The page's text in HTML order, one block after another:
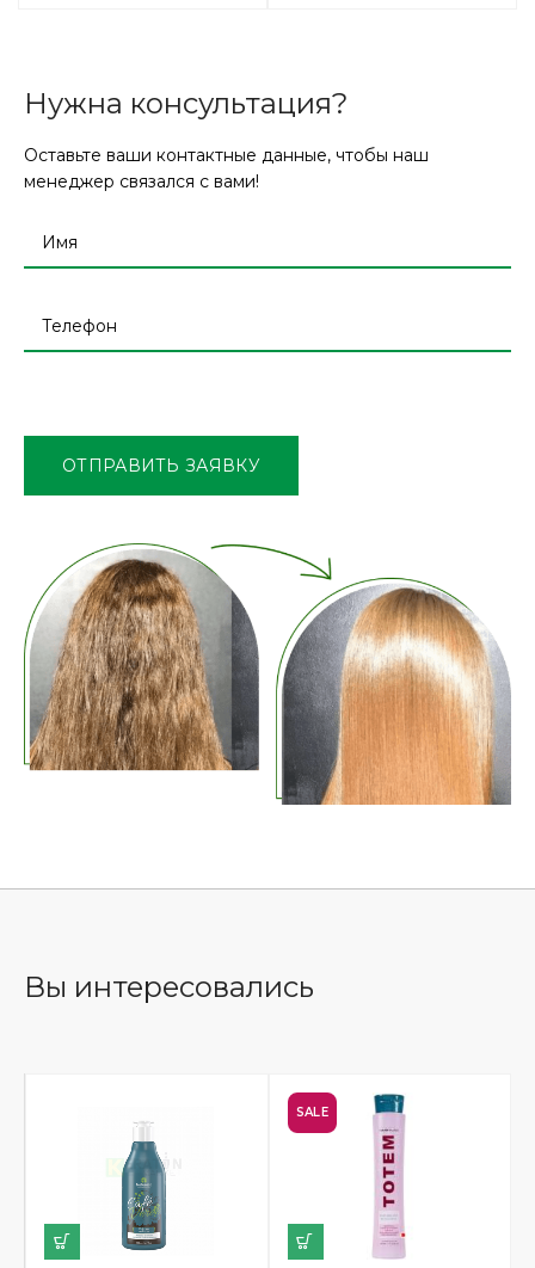
Нужна консультация?
Оставьте ваши контактные данные, чтобы наш
менеджер связался с вами!
поле
пустым.
ОТПРАВИТЬ ЗАЯВКУ
Вы интересовались
SALE